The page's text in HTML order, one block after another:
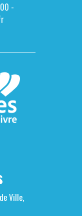
-
Ville,